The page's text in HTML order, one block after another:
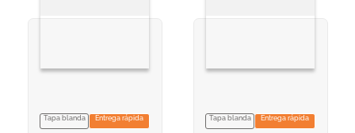
VER INFORMACION
Tapa blanda Entrega rápida
VER INFORMACION
Tapa blanda Entrega rápida